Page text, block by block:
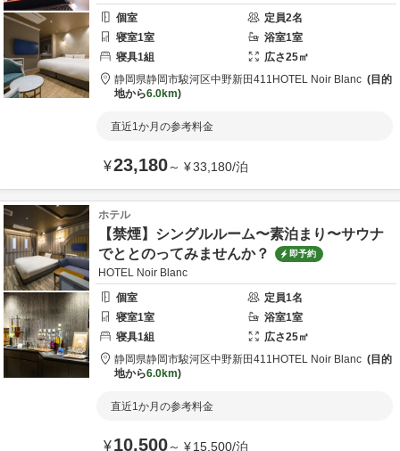
個室
定員2名
寝室1室 浴室1室
寝具1組 広さ25㎡
静岡県静岡市駿河区中野新田411 HOTEL Noir Blanc
目的
地から6.0km
直近1か月の参考料金
¥23,180～ ¥33,180/泊
ホテル
【禁煙】シングルルーム〜素泊まり〜サウナ
でととのってみませんか？
即予約
HOTEL Noir Blanc
個室
定員1名
寝室1室 浴室1室
寝具1組 広さ25㎡
静岡県静岡市駿河区中野新田411 HOTEL Noir Blanc
目的
地から6.0km
直近1か月の参考料金
¥10,500～ ¥15,500/泊